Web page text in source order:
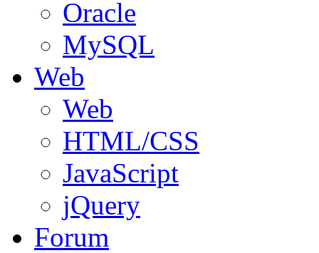
Oracle
MySQL
Web
Web
HTML/CSS
JavaScript
jQuery
Forum